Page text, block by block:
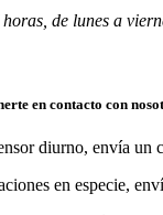
de lunes a
en contacto con
diurno, envía un
en especie,